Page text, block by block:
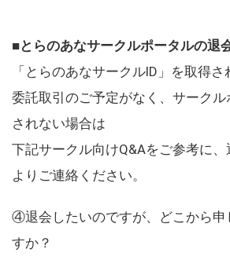
■とらのあなサークルポータルの退
「とらのあなサークルID」を取得
委託取引のご予定がなく、サーク
されない場合は
下記サークル向けQ&Aをご参考に
よりご連絡ください。
④退会したいのですが、どこから申
すか？